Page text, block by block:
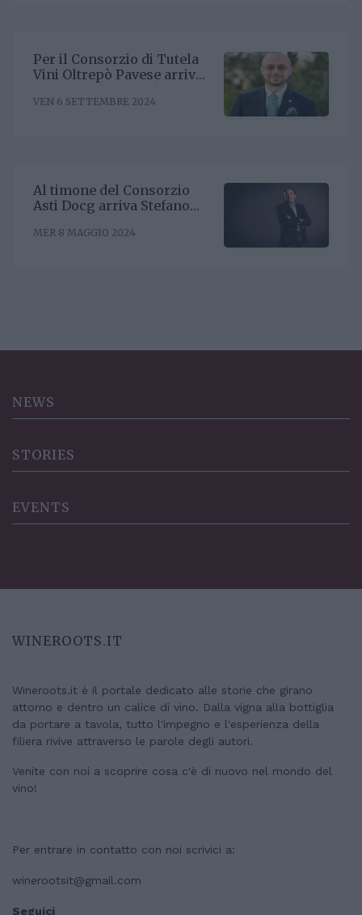
Per il Consorzio di Tutela
Vini Oltrepò Pavese arriva
Riccardo Binda
VEN 6 SETTEMBRE 2024
Al timone del Consorzio
Asti Docg arriva Stefano
sinergia associativa e far
MER 8 MAGGIO 2024
NEWS
STORIES
EVENTS
WINEROOTS.IT
Wineroots.it è il portale dedicato alle storie che girano
attorno e dentro un calice di vino. Dalla vigna alla bottiglia
da portare a tavola, tutto l'impegno e l'esperienza della
filiera rivive attraverso le parole degli autori.
Venite con noi a scoprire cosa c'è di nuovo nel mondo del
vino!
Per entrare in contatto con noi scrivici a:
winerootsit@gmail.com
Seguici